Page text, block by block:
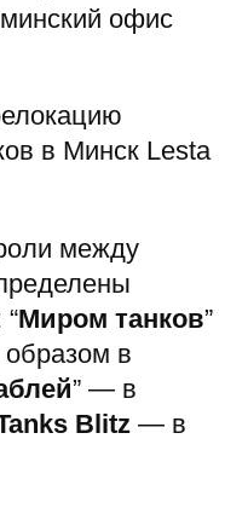
офис
в Минск Lesta
между
Миром танков”
в
” — в
Blitz — в